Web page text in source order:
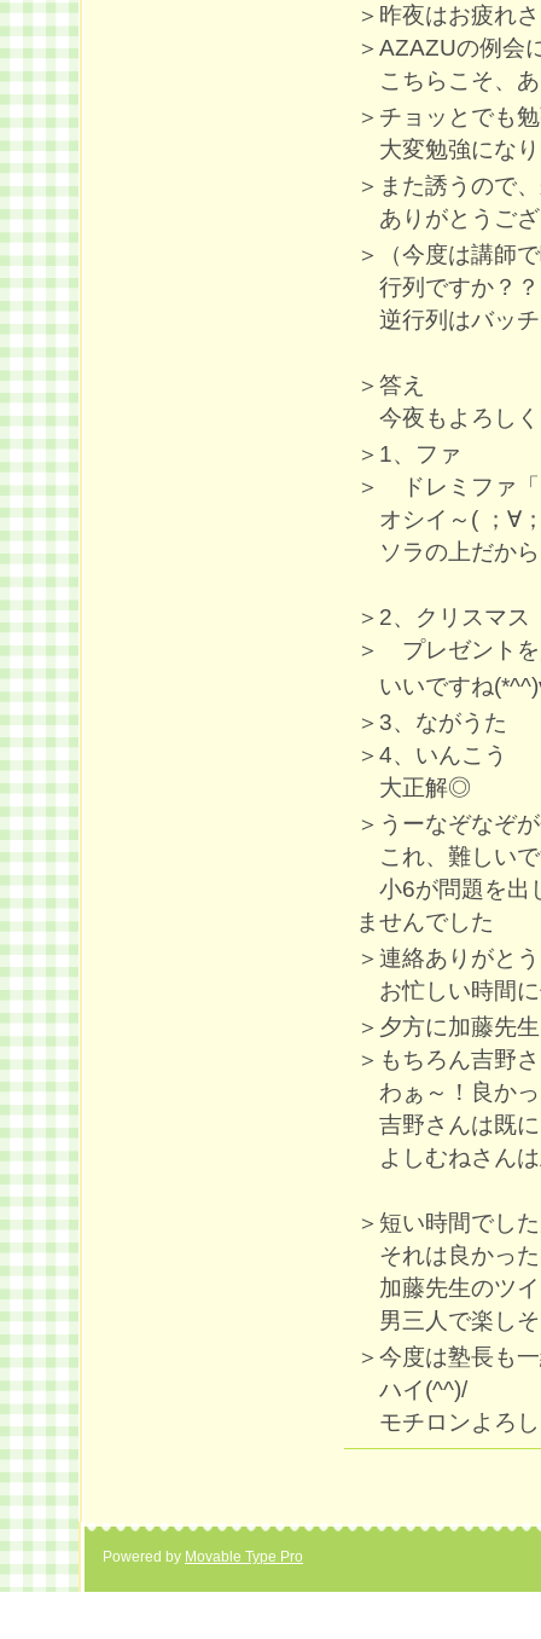
＞昨夜はお疲れ
＞AZAZUの例会
こちらこそ、
＞チョッとでも
大変勉強にな
＞また誘うので
ありがとうご
＞（今度は講師
行列ですか？？
逆行列はバッ
＞答え
今夜もよろし
＞1、ファ
＞ ドレミファ
オシイ～( ；∀
ソラの上だか
＞2、クリスマス
＞ プレゼント
いいですね
＞3、ながうた
＞4、いんこう
大正解◎
＞うーなぞなぞ
これ、難しい
小6が問題を出
ませんでした
＞連絡ありがと
お忙しい時間
＞夕方に加藤先
＞もちろん吉野
わぁ～！良か
吉野さんは既に
よしむねさん
＞短い時間でし
それは良かっ
加藤先生のツ
男三人で楽し
＞今度は塾長も
ハイ(^^)/
モチロンよろ
Powered by Movable Type Pro